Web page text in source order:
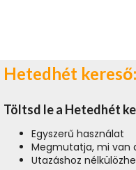
Hetedhét kereső:
Töltsd le a Hetedhét
Egyszerű használat
Megmutatja, mi van
Utazáshoz